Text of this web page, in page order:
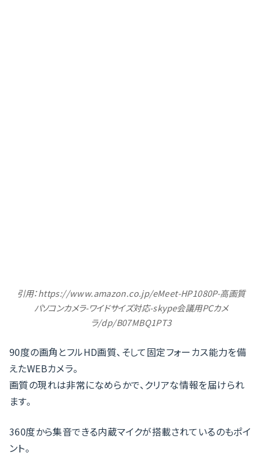
引用：https://www.amazon.co.jp/eMeet-HP1080P-高画質
パソコンカメラ-ワイドサイズ対応-skype会議用PCカメ
ラ/dp/B07MBQ1PT3
90度の画角とフルHD画質、そして固定フォーカス能力を備
えたWEBカメラ。
画質の現れは非常になめらかで、クリアな情報を届けられ
ます。
360度から集音できる内蔵マイクが搭載されているのもポイ
ント。